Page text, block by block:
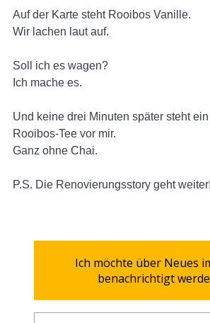
Auf der Karte steht Rooibos Vanille.
Wir lachen laut auf.
Soll ich es wagen?
Ich mache es.
Und keine drei Minuten später steht
Rooibos-Tee vor mir.
Ganz ohne Chai.
P.S. Die Renovierungsstory geht
Ich möchte über Neues
benachrichtigt